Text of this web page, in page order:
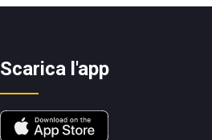
Scarica l'app